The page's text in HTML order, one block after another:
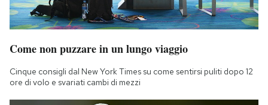
Come non puzzare in un lungo viaggio
Cinque consigli dal New York Times su come sentirsi puliti dopo 12
ore di volo e svariati cambi di mezzi